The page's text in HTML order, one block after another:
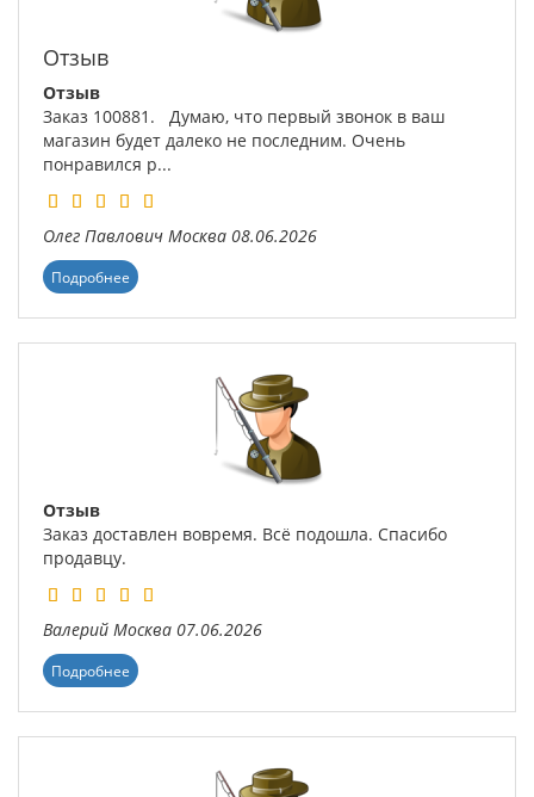
Отзыв
Отзыв
Заказ 100881. Думаю, что первый звонок в ваш
магазин будет далеко не последним. Очень
понравился р...
Олег Павлович Москва 08.06.2026
Подробнее
Отзыв
Заказ доставлен вовремя. Всё подошла. Спасибо
продавцу.
Валерий Москва 07.06.2026
Подробнее